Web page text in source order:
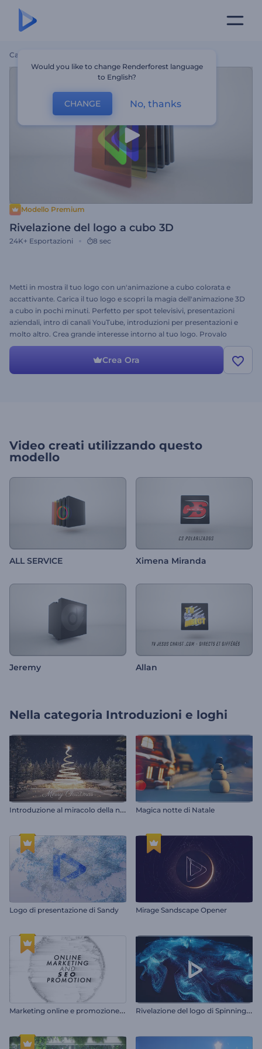
Casa
Modello Premium
Rivelazione del logo a cubo 3D
24K+ Esportazioni 8 sec
Metti in mostra il tuo logo con un'animazione a cubo colorata e
accattivante. Carica il tuo logo e scopri la magia dell'animazione 3D
a cubo in pochi minuti. Perfetto per spot televisivi, presentazioni
aziendali, intro di canali YouTube, introduzioni per presentazioni e
molto altro. Crea grande interesse intorno al tuo logo. Provalo
subito gratuitamente!
Crea Ora
Video creati utilizzando questo
modello
ALL SERVICE Ximena Miranda
Jeremy Allan
Nella categoria Introduzioni e loghi
I
ntroduzione al miracolo della notte di Natale Magica notte di Natale
Logo di presentazione di Sandy Mirage Sandscape Opener
M
arketing online e promozione SEO R
ivelazione del logo di Spinning Particles
Would you like to change Renderforest language
to English?
CHANGE No, thanks